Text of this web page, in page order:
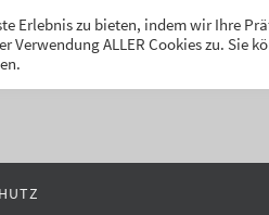
Erlebnis zu bieten, indem wir Ihre
ALLER Cookies zu. Sie